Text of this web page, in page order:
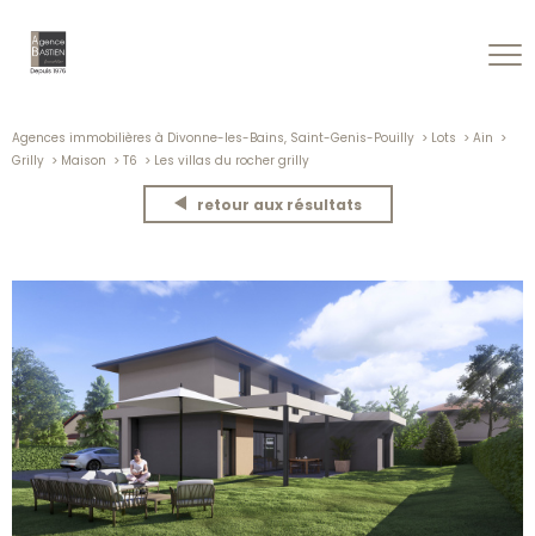
Agences immobilières à Divonne-les-Bains, Saint-Genis-Pouilly Lots
Ain
Grilly
Maison T6 Les villas du rocher grilly
retour aux résultats